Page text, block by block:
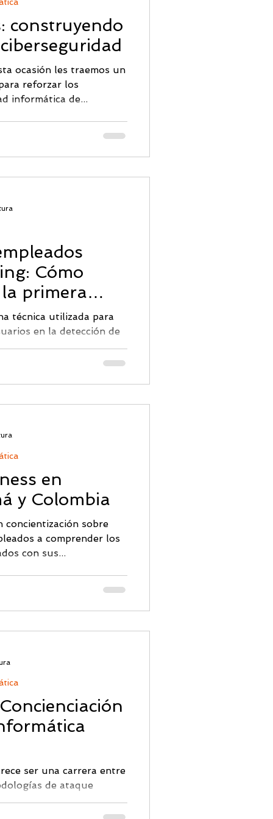
construyendo
ocasión les traemos un
reforzar los
informática de...
Cómo
primera
técnica utilizada para
en la detección de
en enviar correos
ser correos de
simulado es
los peligros y las
de phishing, y
en
y Colombia
concientización sobre
a comprender los
con sus...
ser una carrera entre
de ataque
una capa...